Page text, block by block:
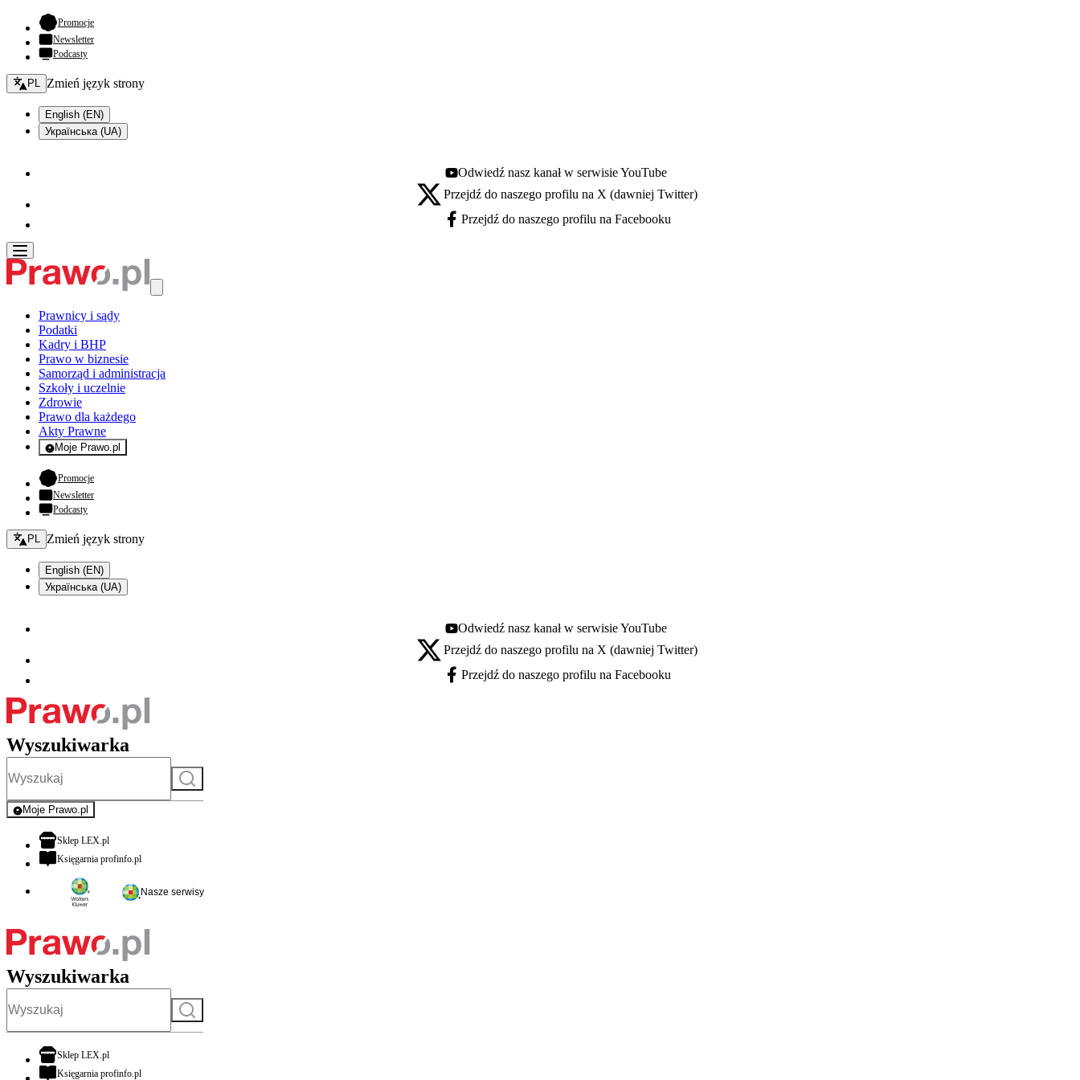
Promocje- otwiera się w nowej karcie
Newsletter
Podcasty
Zmień język - bieżący:
PL Zmień język strony
English (EN)
Українська (UA)
Youtube - otwiera się w nowej karcie
Odwiedź nasz kanał w serwisie YouTube
X - otwiera się w nowej karcie
Przejdź do naszego profilu na X (dawniej Twitter)
Facebook - otwiera się w nowej karcie
Przejdź do naszego profilu na Facebooku
Prawnicy i sądy
Podatki
Kadry i BHP
Prawo w biznesie
Samorząd i administracja
Szkoły i uczelnie
Zdrowie
Prawo dla każdego
Akty Prawne
Moje Prawo.pl
- rejestracja i logowanie do serwisu
Promocje- otwiera się w nowej karcie
Newsletter
Podcasty
Zmień język - bieżący:
PL Zmień język strony
English (EN)
Українська (UA)
Youtube - otwiera się w nowej karcie
Odwiedź nasz kanał w serwisie YouTube
X - otwiera się w nowej karcie
Przejdź do naszego profilu na X (dawniej Twitter)
Facebook - otwiera się w nowej karcie
Przejdź do naszego profilu na Facebooku
Wyszukiwarka
Szukaj
Moje Prawo.pl
- rejestracja i logowanie do serwisu
Sklep LEX.plotwiera się w nowej karcie
Księgarnia profinfo.plotwiera się w nowej karcie
Nasze serwisy
Wyszukiwarka
Szukaj
Sklep LEX.plotwiera się w nowej karcie
Księgarnia profinfo.plotwiera się w nowej karcie